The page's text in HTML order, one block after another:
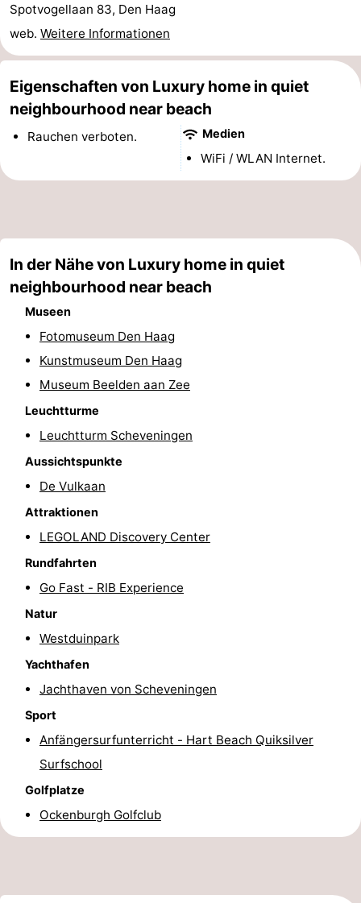
Sehen
&
tun
-
Museen
-
Denkmäler
Rundfahrten
-
Unterhaltung
-
Spielplätze
Indoor-
Spielplätze
Dörfer
Städte
Natur
Führungen
Sport
Radfahren
Wandern
Surfen
Sportangeln
Shoppen
Essen
und
trinken
Veranstaltungen
Praktisch
Forum
-
Spotvogellaan 83, Den Haag
web. Weitere Informationen
Eigenschaften von Luxury home in quiet
neighbourhood near beach
Rauchen verboten. Medien
WiFi / WLAN Internet.
In der Nähe von Luxury home in quiet
neighbourhood near beach
Museen
Fotomuseum Den Haag
Kunstmuseum Den Haag
Museum Beelden aan Zee
Leuchtturme
Leuchtturm Scheveningen
Aussichtspunkte
De Vulkaan
Attraktionen
LEGOLAND Discovery Center
Rundfahrten
Go Fast - RIB Experience
Natur
Westduinpark
Yachthafen
Jachthaven von Scheveningen
Sport
Anfängersurfunterricht - Hart Beach Quiksilver
Surfschool
Golfplatze
Ockenburgh Golfclub